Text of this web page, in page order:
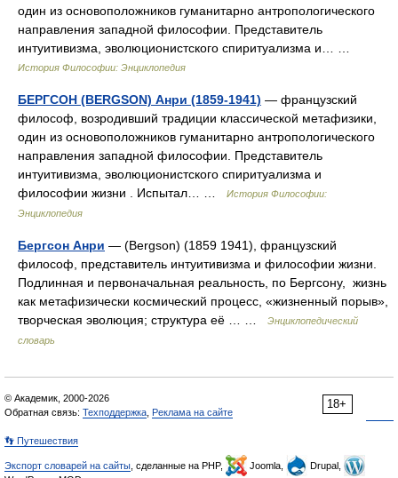
один из основоположников гуманитарно антропологического
направления западной философии. Представитель
интуитивизма, эволюционистского спиритуализма и… …
История Философии: Энциклопедия
БЕРГСОН (BERGSON) Анри (1859-1941) — французский
философ, возродивший традиции классической метафизики,
один из основоположников гуманитарно антропологического
направления западной философии. Представитель
интуитивизма, эволюционистского спиритуализма и
философии жизни . Испытал… …
История Философии:
Энциклопедия
Бергсон Анри — (Bergson) (1859 1941), французский
философ, представитель интуитивизма и философии жизни.
Подлинная и первоначальная реальность, по Бергсону, жизнь
как метафизически космический процесс, «жизненный порыв»,
творческая эволюция; структура её … …
Энциклопедический
словарь
18+
© Академик, 2000-2026
Обратная связь: Техподдержка Реклама на сайте
👣 Путешествия
Экспорт словарей на сайты , сделанные на PHP, Joomla,
Drupal,